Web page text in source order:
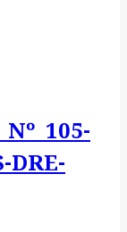
105-
DRE-